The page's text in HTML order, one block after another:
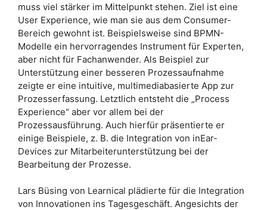
muss viel stärker im Mittelpunkt stehen. Ziel ist eine
User Experience, wie man sie aus dem Consumer-
Bereich gewohnt ist. Beispielsweise sind BPMN-
Modelle ein hervorragendes Instrument für Experten,
aber nicht für Fachanwender. Als Beispiel zur
Unterstützung einer besseren Prozessaufnahme
zeigte er eine intuitive, multimediabasierte App zur
Prozesserfassung. Letztlich entsteht die „Process
Experience“ aber vor allem bei der
Prozessausführung. Auch hierfür präsentierte er
einige Beispiele, z. B. die Integration von inEar-
Devices zur Mitarbeiterunterstützung bei der
Bearbeitung der Prozesse.
Lars Büsing von Learnical plädierte für die Integration
von Innovationen ins Tagesgeschäft. Angesichts der